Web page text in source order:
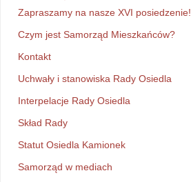
Zapraszamy na nasze XVI posiedzenie!
Czym jest Samorząd Mieszkańców?
Kontakt
Uchwały i stanowiska Rady Osiedla
Interpelacje Rady Osiedla
Skład Rady
Statut Osiedla Kamionek
Samorząd w mediach